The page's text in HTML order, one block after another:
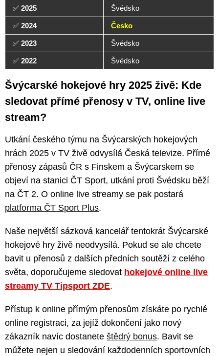
✅ 2025 Švédsko
✅ 2024 Česko
✅ 2023 Švédsko
✅ 2022 Švédsko
Švýcarské hokejové hry 2025 živě: Kde
sledovat přímé přenosy v TV, online live
stream?
Utkání českého týmu na Švýcarských hokejových
hrách 2025 v TV živě odvysílá Česká televize. Přímé
přenosy zápasů ČR s Finskem a Švýcarskem se
objeví na stanici ČT Sport, utkání proti Švédsku běží
na ČT 2. O online live streamy se pak postará
platforma ČT Sport Plus.
Naše největší sázková kancelář tentokrát Švýcarské
hokejové hry živě neodvysílá. Pokud se ale chcete
bavit u přenosů z dalších předních soutěží z celého
světa, doporučujeme sledovat hokejové online live
streamy TV Tipsport ZDE.
Přístup k online přímým přenosům získáte po rychlé
online registraci, za jejíž dokončení jako nový
zákazník navíc dostanete štědrý bonus. Bavit se
můžete nejen u sledování každodenních sportovních